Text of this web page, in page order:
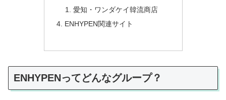
愛知・ワンダケイ韓流商店
ENHYPEN関連サイト
ENHYPENってどんなグループ？